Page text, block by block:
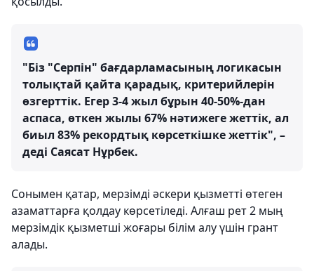
"Біз "Серпін" бағдарламасының логикасын
толықтай қайта қарадық, критерийлерін
өзгерттік. Егер 3-4 жыл бұрын 40-50%-дан
аспаса, өткен жылы 67% нәтижеге жеттік, ал
биыл 83% рекордтық көрсеткішке жеттік", –
деді Саясат Нұрбек.
Сонымен қатар, мерзімді әскери қызметті өтеген
азаматтарға қолдау көрсетіледі. Алғаш рет 2 мың
мерзімдік қызметші жоғары білім алу үшін грант
алады.